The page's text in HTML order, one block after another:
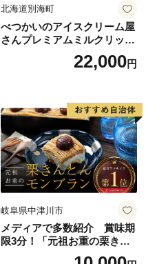
北海道別海町
べつかいのアイスクリーム屋
さんプレミアムミルクリッチ
12個（AP-01）（ 北海道アイ
ス 北海道産アイス アイス ア
道産アイス 道産アイスクリ
ーム ギフト 詰合せ 詰め合わ
せ ふるさと納税 ）
22,000円
岐阜県中津川市
メディアで多数紹介 賞味期
限3分！「元祖お重の栗きん
とんモンブラン」 【未来の